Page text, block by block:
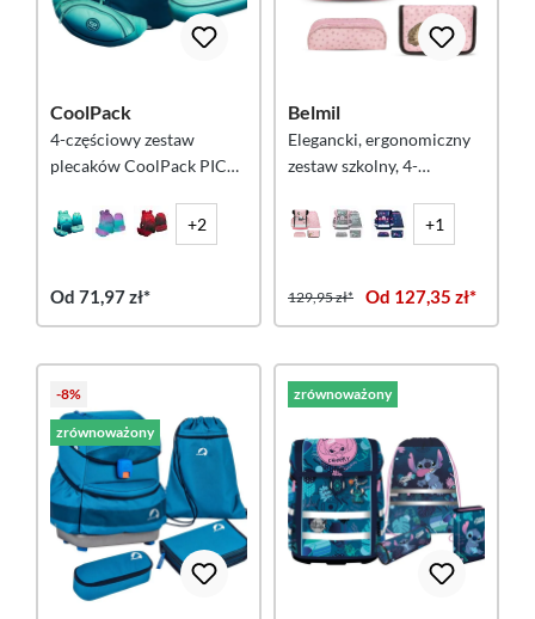
CoolPack
4-częściowy zestaw
plecaków CoolPack PICK
+2
Od 71,97 zł*
Belmil
Elegancki, ergonomiczny
zestaw szkolny, 4-
+1
129,95 zł* Od 127,35 zł*
-8%
zrównoważony
zrównoważony